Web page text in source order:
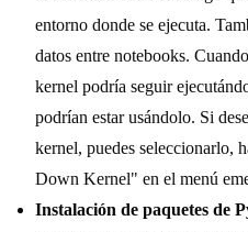
entorno donde se ejecuta.
datos entre notebooks.
kernel podría seguir
podrían estar usándolo. Si
kernel, puedes seleccionarlo,
Down Kernel" en el menú
Instalación de paquetes de